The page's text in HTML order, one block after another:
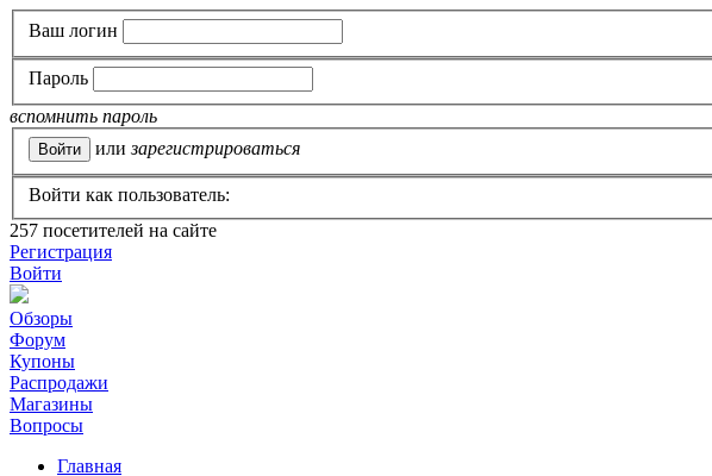
Ваш логин
Пароль
вспомнить пароль
или зарегистрироваться
Войти как пользователь:
257 посетителей на сайте
Регистрация
Войти
Обзоры
Форум
Купоны
Распродажи
Магазины
Вопросы
Главная